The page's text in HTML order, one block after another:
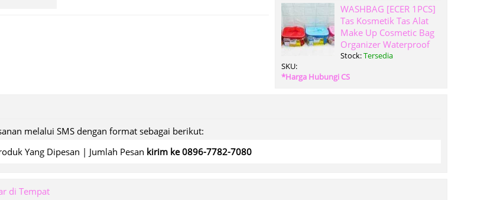
WASHBAG [ECER 1PCS]
Tas Kosmetik Tas Alat
Make Up Cosmetic Bag
Organizer Waterproof
Stock:Tersedia
SKU:
*Harga Hubungi CS
melalui SMS dengan format sebagai berikut:
Yang Dipesan | Jumlah Pesan kirim ke 0896-7782-7080
di Tempat